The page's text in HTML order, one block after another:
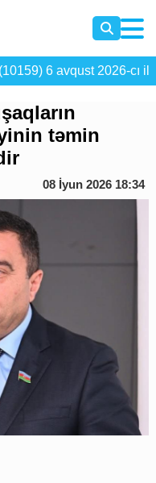
6 avqust 2026-cı il
təmin
08 İyun 2026 18:34